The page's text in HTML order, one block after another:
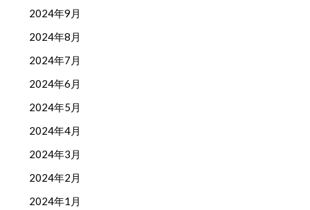
2024年9月
2024年8月
2024年7月
2024年6月
2024年5月
2024年4月
2024年3月
2024年2月
2024年1月